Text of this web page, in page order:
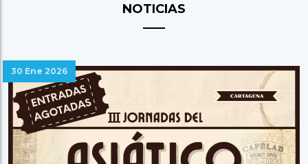
NOTICIAS
30 Ene 2026